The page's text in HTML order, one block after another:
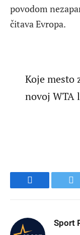
povodom
čitava Evropa.
Koje mesto
novoj WTA
Facebook
Sport